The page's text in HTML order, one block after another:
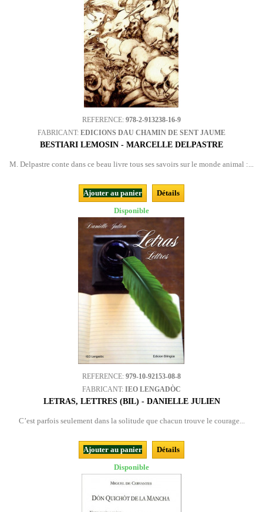
REFERENCE: 978-2-913238-16-9
FABRICANT: EDICIONS DAU CHAMIN DE SENT JAUME
BESTIARI LEMOSIN - MARCELLE DELPASTRE
M. Delpastre conte dans ce beau livre tous ses savoirs sur le monde animal :...
Ajouter au panier
Détails
Disponible
REFERENCE: 979-10-92153-08-8
FABRICANT: IEO LENGADÒC
LETRAS, LETTRES (BIL) - DANIELLE JULIEN
C’est parfois seulement dans la solitude que chacun trouve le courage...
Ajouter au panier
Détails
Disponible